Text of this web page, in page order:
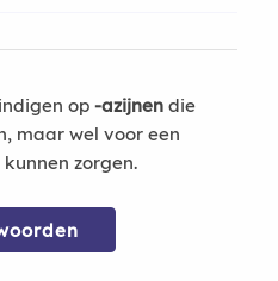
op -azijnendie
maar wel voor een
zorgen.